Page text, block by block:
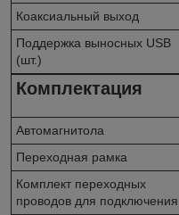
Коаксиальный выход
Поддержка выносных USB
(шт.)
Комплектация
Автомагнитола
Переходная рамка
Комплект переходных
проводов для подключения